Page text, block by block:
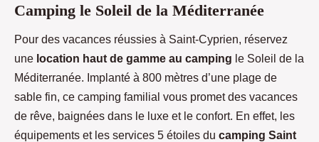
Camping le Soleil de la Méditerranée
Pour des vacances réussies à Saint-Cyprien, réservez
une location haut de gamme au camping le Soleil de la
Méditerranée. Implanté à 800 mètres d’une plage de
sable fin, ce camping familial vous promet des vacances
de rêve, baignées dans le luxe et le confort. En effet, les
équipements et les services 5 étoiles du camping Saint